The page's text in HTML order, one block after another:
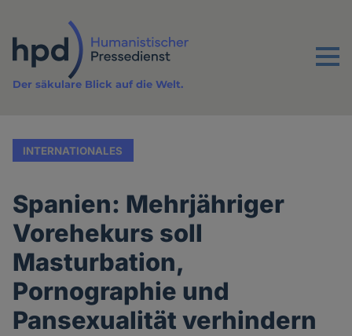
Inhalt
Menu
Der säkulare Blick auf die Welt.
INTERNATIONALES
Spanien: Mehrjähriger
Vorehekurs soll
Masturbation,
Pornographie und
Pansexualität verhindern